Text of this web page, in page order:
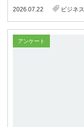
2026.07.22 ビジネス
アンケート